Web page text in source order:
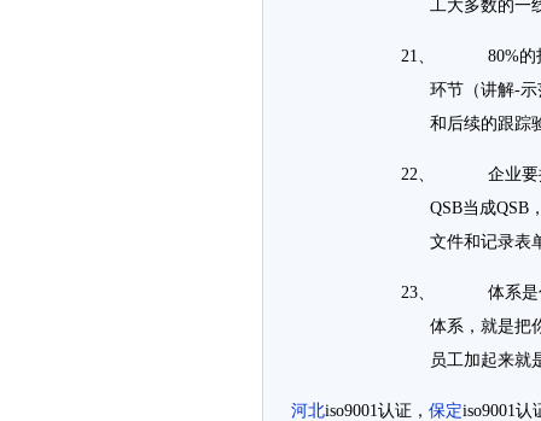
工大多数的一
21、 80%的投诉
环节（讲解-
和后续的跟踪
22、 企业要推好
QSB当成QSB
文件和记录表
23、 体系是什么
体系，就是把
员工加起来就
河北iso9001认证， 保定iso9001认